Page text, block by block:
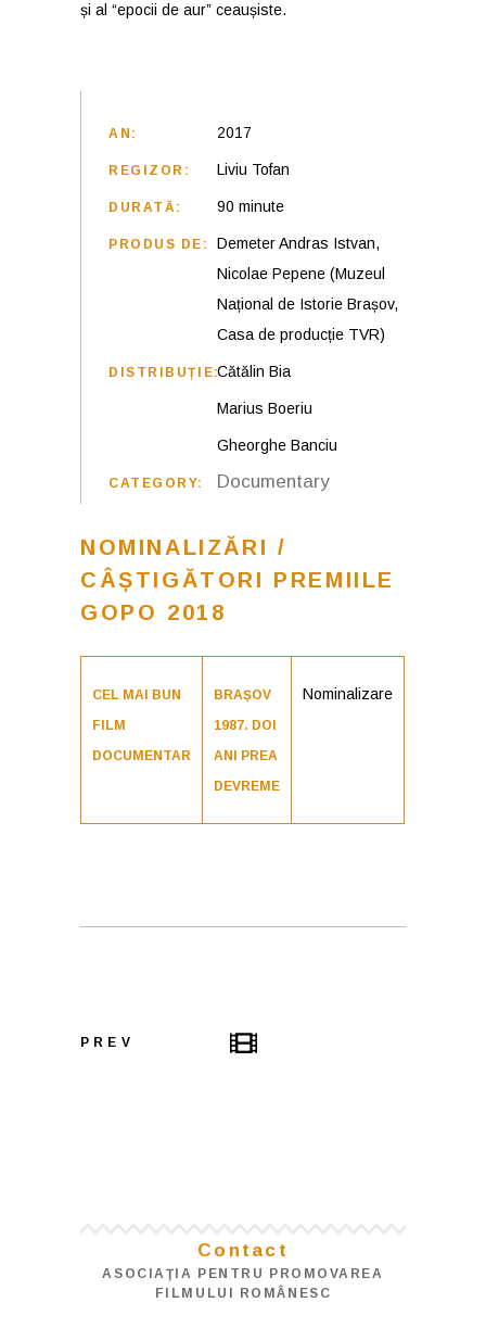
și al “epocii de aur” ceaușiste.
AN: 2017
REGIZOR: Liviu Tofan
DURATĂ: 90 minute
PRODUS DE:
Demeter Andras Istvan,
Nicolae Pepene (Muzeul
Național de Istorie Brașov,
Casa de producție TVR)
DISTRIBUȚIE:Cătălin Bia
Marius Boeriu
Gheorghe Banciu
CATEGORY: Documentary
NOMINALIZĂRI /
CÂȘTIGĂTORI PREMIILE
GOPO 2018
CEL MAI BUN
FILM
DOCUMENTAR
BRAȘOV
1987. DOI
ANI PREA
DEVREME
Nominalizare
PREV
Contact
ASOCIAŢIA PENTRU PROMOVAREA
FILMULUI ROMÂNESC